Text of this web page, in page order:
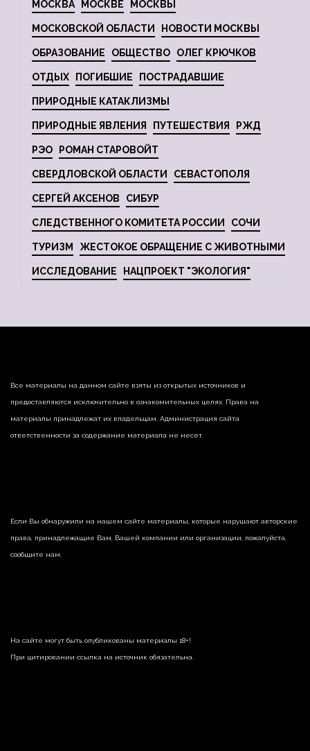
МОСКВА МОСКВЕ МОСКВЫ
МОСКОВСКОЙ ОБЛАСТИ НОВОСТИ МОСКВЫ
ОБРАЗОВАНИЕ ОБЩЕСТВО ОЛЕГ КРЮЧКОВ
ОТДЫХ ПОГИБШИЕ ПОСТРАДАВШИЕ
ПРИРОДНЫЕ КАТАКЛИЗМЫ
ПРИРОДНЫЕ ЯВЛЕНИЯ ПУТЕШЕСТВИЯ РЖД
РЭО РОМАН СТАРОВОЙТ
СВЕРДЛОВСКОЙ ОБЛАСТИ СЕВАСТОПОЛЯ
СЕРГЕЙ АКСЕНОВ СИБУР
СЛЕДСТВЕННОГО КОМИТЕТА РОССИИ СОЧИ
ТУРИЗМ ЖЕСТОКОЕ ОБРАЩЕНИЕ С ЖИВОТНЫМИ
ИССЛЕДОВАНИЕ НАЦПРОЕКТ "ЭКОЛОГИЯ"
Все материалы на данном сайте взяты из открытых источников и
предоставляются исключительно в ознакомительных целях. Права на
материалы принадлежат их владельцам. Администрация сайта
ответственности за содержание материала не несет.
Если Вы обнаружили на нашем сайте материалы, которые нарушают авторские
права, принадлежащие Вам, Вашей компании или организации, пожалуйста,
сообщите нам.
На сайте могут быть опубликованы материалы 18+!
При цитировании ссылка на источник обязательна.